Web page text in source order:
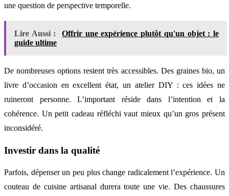
une question de perspective temporelle.
Lire Aussi :
Offrir une expérience plutôt qu'un objet : le
guide ultime
De nombreuses options restent très accessibles. Des graines bio, un
livre d’occasion en excellent état, un atelier DIY : ces idées ne
ruineront personne. L’important réside dans l’intention et la
cohérence. Un petit cadeau réfléchi vaut mieux qu’un gros présent
inconsidéré.
Investir dans la qualité
Parfois, dépenser un peu plus change radicalement l’expérience. Un
couteau de cuisine artisanal durera toute une vie. Des chaussures